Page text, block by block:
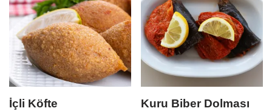
İçli Köfte Kuru Biber Dolması